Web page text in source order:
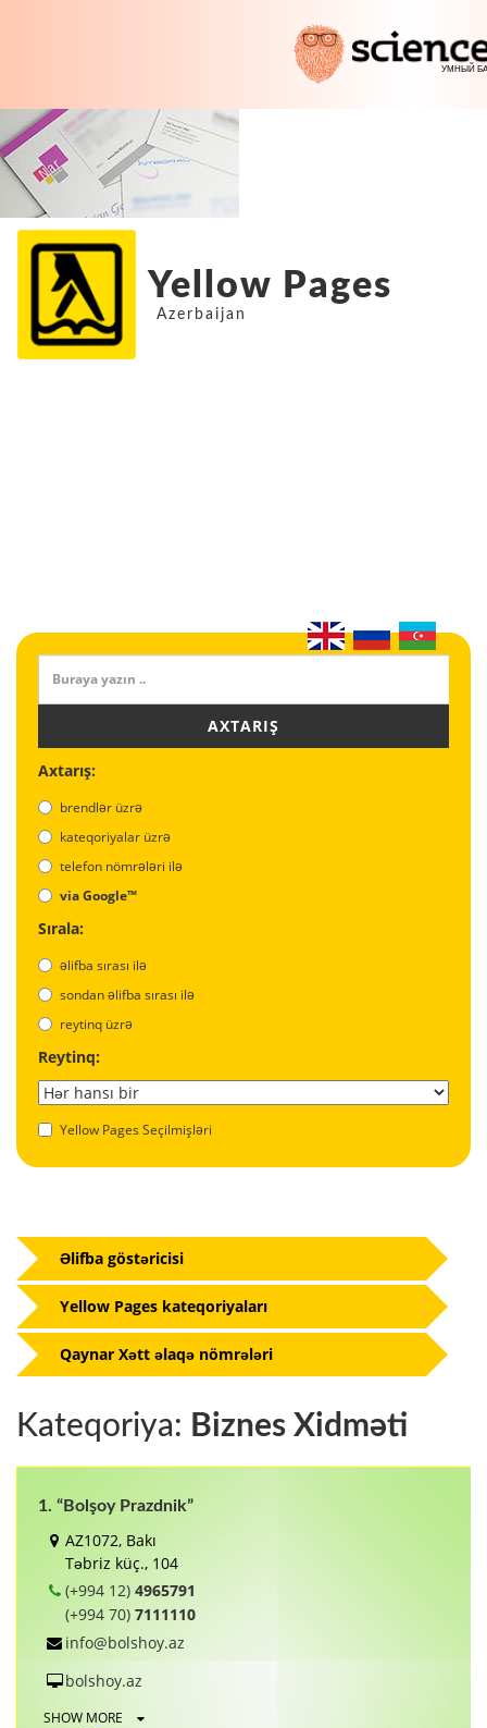
Yellow Pages
Azerbaijan
AXTARIŞ
Axtarış:
brendlər üzrə
kateqoriyalar üzrə
telefon nömrələri ilə
via Google™
Sırala:
əlifba sırası ilə
sondan əlifba sırası ilə
reytinq üzrə
Reytinq:
Yellow Pages Seçilmişləri
Kateqoriya: Biznes Xidməti
1. “Bolşoy Prazdnik”
AZ1072, Bakı
Təbriz küç., 104
(+994 12) 4965791
(+994 70) 7111110
info@bolshoy.az
bolshoy.az
SHOW MORE
Əlifba göstəricisi
Yellow Pages kateqoriyaları
Qaynar Xətt əlaqə nömrələri